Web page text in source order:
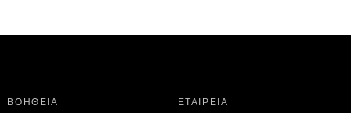
ΒΟΗΘΕΙΑ ΕΤΑΙΡΕΙΑ